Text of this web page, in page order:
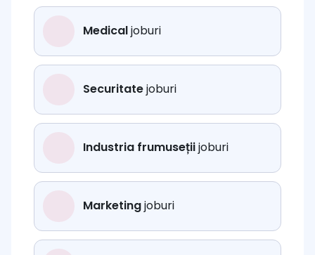
Medicaljoburi
Securitatejoburi
Industria frumusețiijoburi
Marketingjoburi